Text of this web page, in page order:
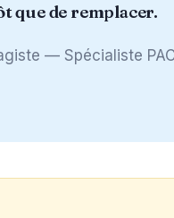
que de remplacer.
— Spécialiste PAC